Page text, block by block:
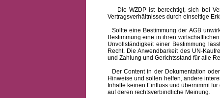
Die WZDP ist berechtigt, sich bei
Vertragsverhältnisses durch einseitige
Sollte eine Bestimmung der AGB
Bestimmung eine in ihren
Unvollständigkeit einer Bestimmung
Recht. Die Anwendbarkeit des UN-
und Zahlung und Gerichtsstand für alle
Der Content in der Dokumentation oder
Hinweise und sollen helfen, andere
Inhalte keinen Einfluss und übernimmt
auf deren rechtsverbindliche Meinung.